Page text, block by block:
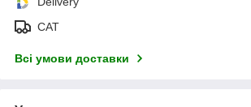
САТ
Всі умови доставки